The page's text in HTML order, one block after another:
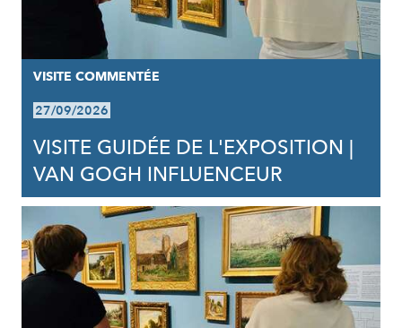
VISITE COMMENTÉE
27/09/2026
VISITE GUIDÉE DE L'EXPOSITION |
VAN GOGH INFLUENCEUR